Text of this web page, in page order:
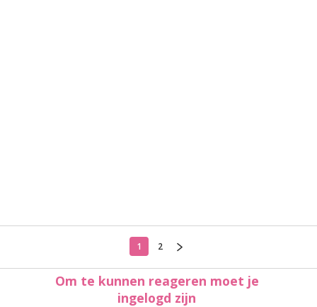
1 2
Om te kunnen reageren moet je
ingelogd zijn